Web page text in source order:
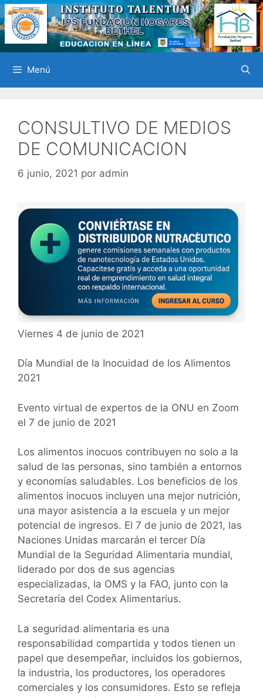
Saltar
al
contenido
Menú
CONSULTIVO DE MEDIOS
DE COMUNICACION
6 junio, 2021 por admin
Viernes 4 de junio de 2021
Día Mundial de la Inocuidad de los Alimentos
2021
Evento virtual de expertos de la ONU en Zoom
el 7 de junio de 2021
Los alimentos inocuos contribuyen no solo a la
salud de las personas, sino también a entornos
y economías saludables. Los beneficios de los
alimentos inocuos incluyen una mejor nutrición,
una mayor asistencia a la escuela y un mejor
potencial de ingresos. El 7 de junio de 2021, las
Naciones Unidas marcarán el tercer Día
Mundial de la Seguridad Alimentaria mundial,
liderado por dos de sus agencias
especializadas, la OMS y la FAO, junto con la
Secretaría del Codex Alimentarius.
La seguridad alimentaria es una
responsabilidad compartida y todos tienen un
papel que desempeñar, incluidos los gobiernos,
la industria, los productores, los operadores
comerciales y los consumidores. Esto se refleja